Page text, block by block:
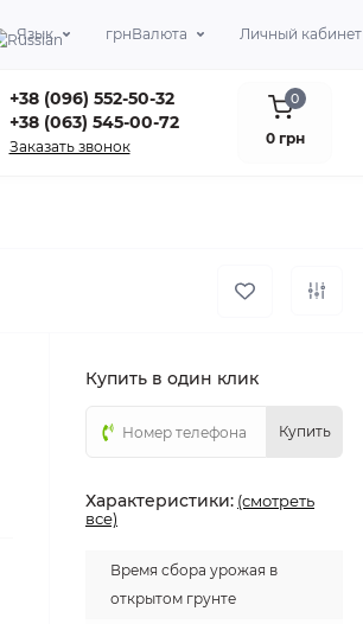
Язык грнВалюта Личный кабинет
+38 (096) 552-50-32
+38 (063) 545-00-72
Заказать звонок
0
0 грн
Купить в один клик
Купить
Характеристики: (смотреть
все)
Время сбора урожая в
открытом грунте